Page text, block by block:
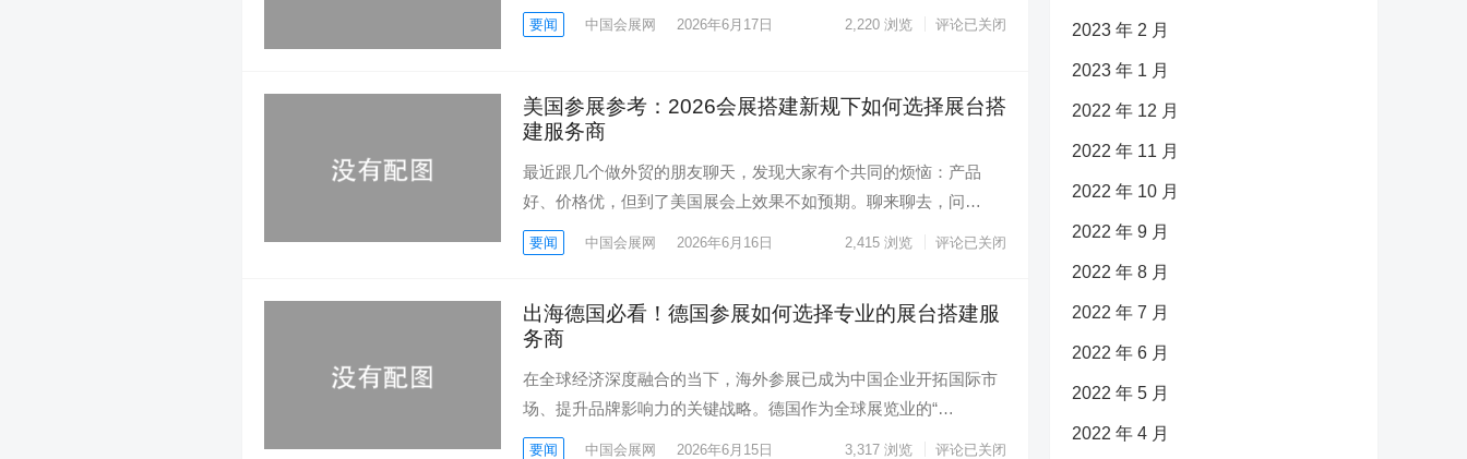
要闻 中国会展网 2026年6月17日 2,220 浏览 评论已关闭
美国参展参考：2026会展搭建新规下如何选择展台搭
建服务商
最近跟几个做外贸的朋友聊天，发现大家有个共同的烦恼：产品
好、价格优，但到了美国展会上效果不如预期。聊来聊去，问…
要闻 中国会展网 2026年6月16日 2,415 浏览 评论已关闭
出海德国必看！德国参展如何选择专业的展台搭建服
务商
在全球经济深度融合的当下，海外参展已成为中国企业开拓国际市
场、提升品牌影响力的关键战略。德国作为全球展览业的“…
要闻 中国会展网 2026年6月15日 3,317 浏览 评论已关闭
2023 年 2 月
2023 年 1 月
2022 年 12 月
2022 年 11 月
2022 年 10 月
2022 年 9 月
2022 年 8 月
2022 年 7 月
2022 年 6 月
2022 年 5 月
2022 年 4 月